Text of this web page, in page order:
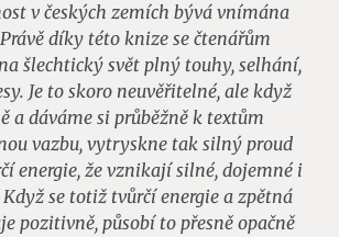
v českých zemích bývá vnímána
díky této knize se čtenářům
šlechtický svět plný touhy, selhání,
Je to skoro neuvěřitelné, ale když
a dáváme si průběžně k textům
vazbu, vytryskne tak silný proud
energie, že vznikají silné, dojemné i
se totiž tvůrčí energie a zpětná
pozitivně, působí to přesně opačně